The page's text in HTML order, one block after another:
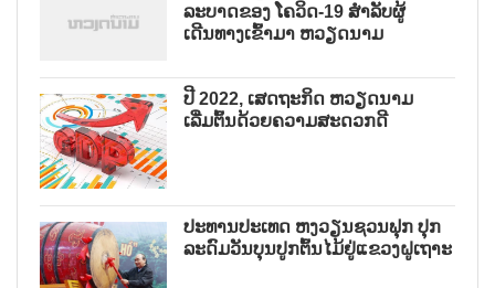
ລະບາດຂອງ ໂຄວິດ-19 ສຳລັບຜູ້
ເດີນທາງເຂົ້າມາ ຫວຽດນາມ
ປີ 2022, ເສດຖະກິດ ຫວຽດນາມ
ເລີ່ມຕົ້ນດ້ວຍຄວາມສະດວກດີ
ປະທານປະເທດ ຫງວຽນຊວນຟຸກ ປຸກ
ລະດົມວັນບຸນປູກຕົ້ນໄມ້ຢູ່ແຂວງຝູເຖາະ